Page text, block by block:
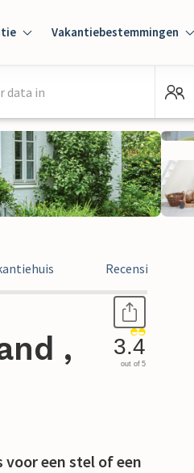
Vakantiebestemmingen
data in
Recensies
,
3.4
out of 5
een stel of een